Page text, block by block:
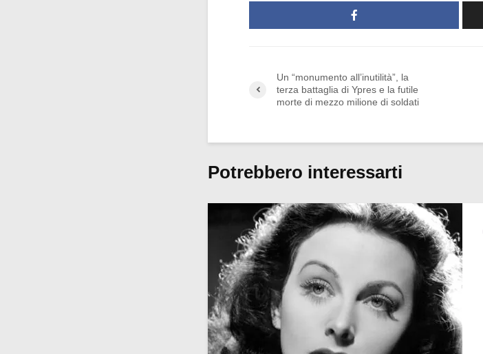
Un “monumento all’inutilità”, la
terza battaglia di Ypres e la futile
morte di mezzo milione di soldati
Potrebbero interessarti